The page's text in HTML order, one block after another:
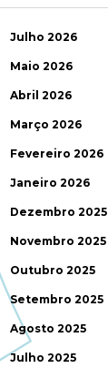
Julho 2026
Maio 2026
Abril 2026
Março 2026
Fevereiro 2026
Janeiro 2026
Dezembro 2025
Novembro 2025
Outubro 2025
Setembro 2025
Agosto 2025
Julho 2025